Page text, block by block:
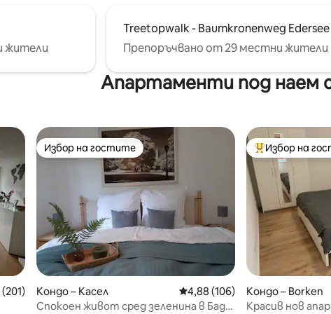
жители
Treetopwalk - Baumkronenweg Edersee
Препоръчвано от 29 местни жители
Апартаменти под наем
оценка: 4,96 от 5, 201 отзива
Избор на гостите
Избор на гостите
Кондо – Касел Средна оценка: 4,88 от 5, 106
4,88 (106)
Спокоен живот сред зеленина в Бад
Най-популярен
Избор на
Кондо – Borken
Красив нов